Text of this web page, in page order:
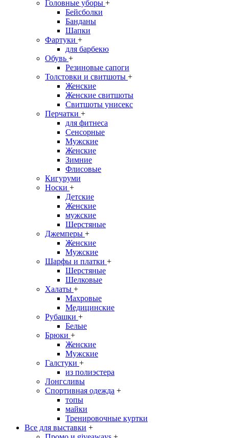
Головные уборы +
Бейсболки
Банданы
Шапки
Фартуки +
для барбекю
Обувь +
Резиновые сапоги
Толстовки и свитшоты +
Женские
Женские свитшоты
Свитшоты унисекс
Перчатки +
для фитнеса
Сенсорные
Мужские
Женские
Зимние
Флисовые
Кигуруми
Носки +
Детские
Женские
мужские
Шерстяные
Джемперы +
Женские
Мужские
Шарфы и платки +
Шерстяные
Шелковые
Халаты +
Махровые
Медицинские
Рубашки +
Белые
Брюки +
Женские
Мужские
Галстуки +
из полиэстера
Лонгсливы
Спортивная одежда +
топы
майки
Тренировочные куртки
Все для выставки +